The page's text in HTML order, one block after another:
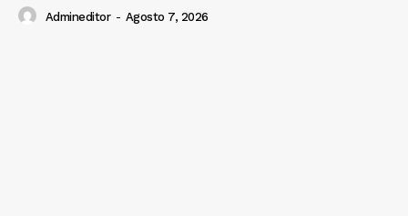
Admineditor - Agosto 7, 2026